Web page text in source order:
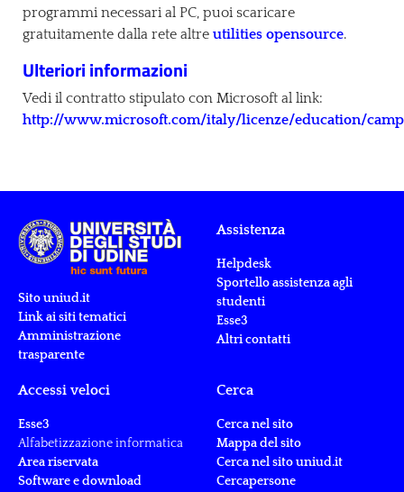
programmi necessari al PC, puoi scaricare
gratuitamente dalla rete altre utilities opensource.
Ulteriori informazioni
Vedi il contratto stipulato con Microsoft al link:
http://www.microsoft.com/italy/licenze/education/
Sito uniud.it
Link ai siti tematici
Amministrazione
trasparente
Assistenza
Helpdesk
Sportello assistenza agli
studenti
Esse3
Altri contatti
Accessi veloci
Esse3
Alfabetizzazione informatica
Area riservata
Software e download
Cerca
Cerca nel sito
Mappa del sito
Cerca nel sito uniud.it
Cercapersone